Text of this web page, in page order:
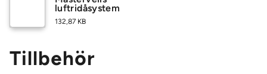
luftridåsystem
132,87 KB
Tillbehör